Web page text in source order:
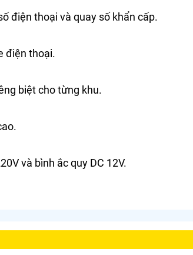
điện thoại và quay số khẩn cấp.
điện thoại.
biệt cho từng khu.
và bình ắc quy DC 12V.